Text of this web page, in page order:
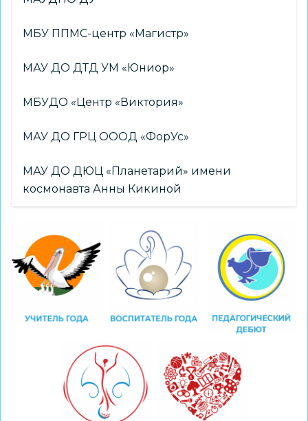
МБУ ППМС-центр «Магистр»
МАУ ДО ДТД УМ «Юниор»
МБУДО «Центр «Виктория»
МАУ ДО ГРЦ ОООД «ФорУс»
МАУ ДО ДЮЦ «Планетарий» имени
космонавта Анны Кикиной